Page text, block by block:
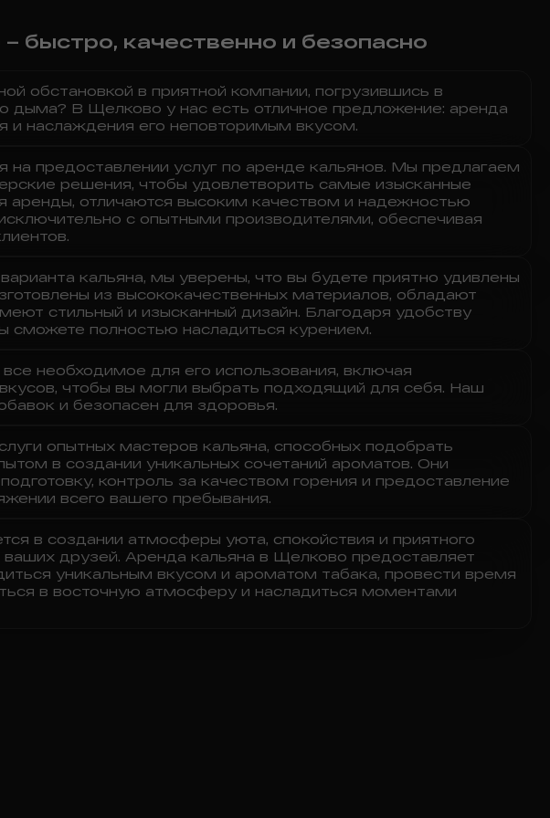
быстро, качественно и безопасно
обстановкой в приятной компании, погрузившись в
дыма? В Щелково у нас есть отличное предложение: аренда
и наслаждения его неповторимым вкусом.
на предоставлении услуг по аренде кальянов. Мы предлагаем
решения, чтобы удовлетворить самые изысканные
аренды, отличаются высоким качеством и надежностью
с опытными производителями, обеспечивая
кальяна, мы уверены, что вы будете приятно удивлены
из высококачественных материалов, обладают
стильный и изысканный дизайн. Благодаря удобству
сможете полностью насладиться курением.
необходимое для его использования, включая
чтобы вы могли выбрать подходящий для себя. Наш
и безопасен для здоровья.
опытных мастеров кальяна, способных подобрать
в создании уникальных сочетаний ароматов. Они
контроль за качеством горения и предоставление
всего вашего пребывания.
в создании атмосферы уюта, спокойствия и приятного
друзей. Аренда кальяна в Щелково предоставляет
уникальным вкусом и ароматом табака, провести время
в восточную атмосферу и насладиться моментами